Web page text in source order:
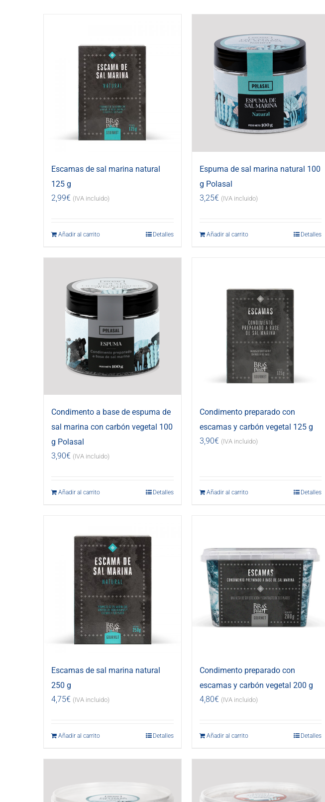
Escamas de sal marina natural
125 g
2,99€ (IVA incluido)
Añadir al carrito Detalles
Espuma de sal marina natural 100
g Polasal
3,25€ (IVA incluido)
Añadir al carrito Detalles
Condimento a base de espuma de
sal marina con carbón vegetal 100
g Polasal
3,90€ (IVA incluido)
Añadir al carrito Detalles
Condimento preparado con
escamas y carbón vegetal 125 g
3,90€ (IVA incluido)
Añadir al carrito Detalles
Escamas de sal marina natural
250 g
4,75€ (IVA incluido)
Añadir al carrito Detalles
Condimento preparado con
escamas y carbón vegetal 200 g
4,80€ (IVA incluido)
Añadir al carrito Detalles